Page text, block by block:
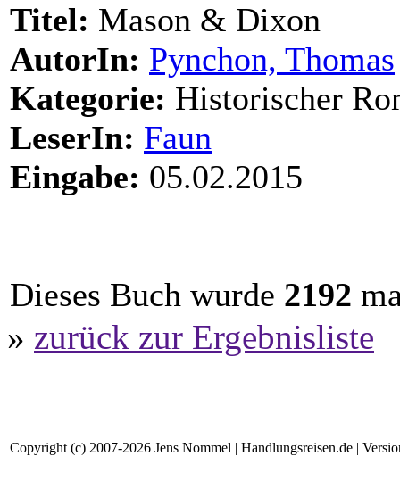
Titel: Mason & Dixon
AutorIn: Pynchon, Thomas
Kategorie: Historischer
LeserIn: Faun
Eingabe: 05.02.2015
Dieses Buch wurde 2192
» zurück zur Ergebnisliste
Copyright (c) 2007-2026 Jens Nommel | Handlungsreisen.de |